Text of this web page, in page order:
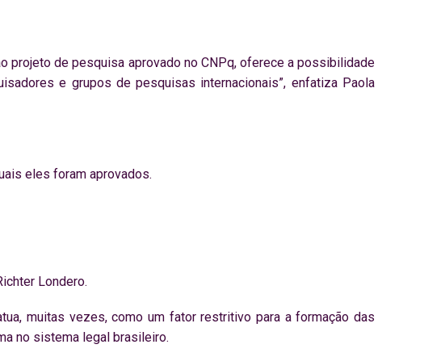
projeto de pesquisa aprovado no CNPq, oferece a possibilidade
e grupos de pesquisas internacionais”, enfatiza Paola
eles foram aprovados.
Londero.
muitas vezes, como um fator restritivo para a formação das
no sistema legal brasileiro.